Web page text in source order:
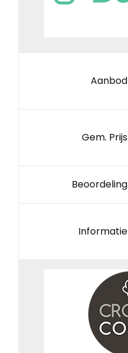
Aanbod
Gem. Prijs
Beoordeling
Informatie